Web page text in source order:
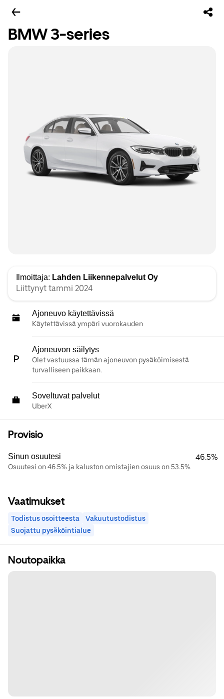
BMW 3-series
Ilmoittaja: Lahden Liikennepalvelut Oy
Liittynyt tammi 2024
Ajoneuvo käytettävissä
Käytettävissä ympäri vuorokauden
Ajoneuvon säilytys
Olet vastuussa tämän ajoneuvon pysäköimisestä
turvalliseen paikkaan.
Soveltuvat palvelut
UberX
Provisio
Sinun osuutesi
Osuutesi on 46.5% ja kaluston omistajien osuus on 53.5%
46.5%
Vaatimukset
Todistus osoitteesta
Vakuutustodistus
Suojattu pysäköintialue
Noutopaikka